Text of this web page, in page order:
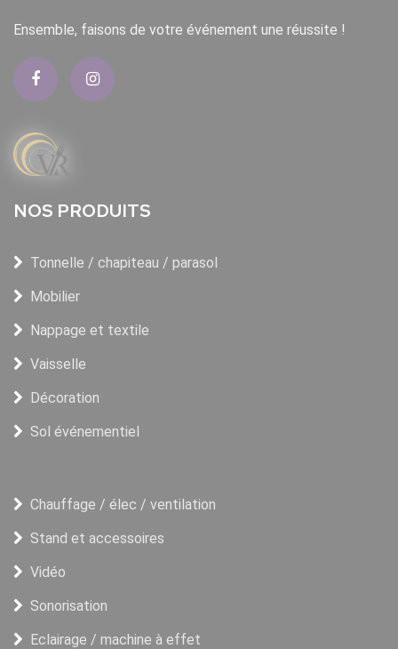
Ensemble, faisons de votre événement une réussite !
NOS PRODUITS
Tonnelle / chapiteau / parasol
Mobilier
Nappage et textile
Vaisselle
Décoration
Sol événementiel
Chauffage / élec / ventilation
Stand et accessoires
Vidéo
Sonorisation
Eclairage / machine à effet